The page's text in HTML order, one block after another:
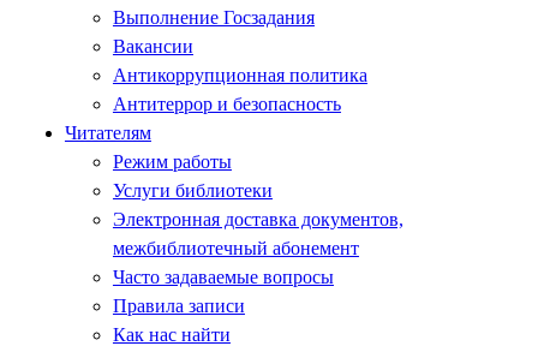
Выполнение Госзадания
Вакансии
Антикоррупционная политика
Антитеррор и безопасность
Читателям
Режим работы
Услуги библиотеки
Электронная доставка документов,
межбиблиотечный абонемент
Часто задаваемые вопросы
Правила записи
Как нас найти